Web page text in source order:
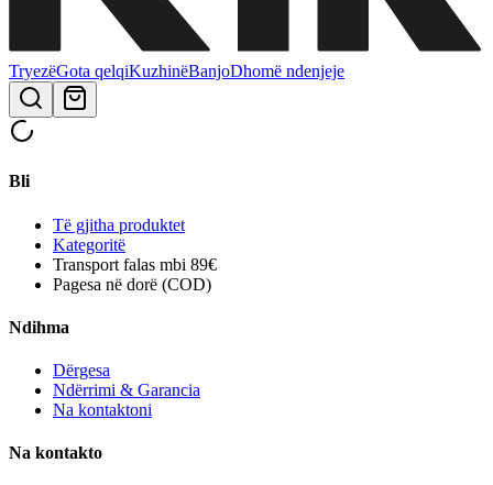
TryezëGota qelqiKuzhinëBanjoDhomë ndenjeje
Bli
Të gjitha produktet
Kategoritë
Transport falas mbi 89€
Pagesa në dorë (COD)
Ndihma
Dërgesa
Ndërrimi & Garancia
Na kontaktoni
Na kontakto